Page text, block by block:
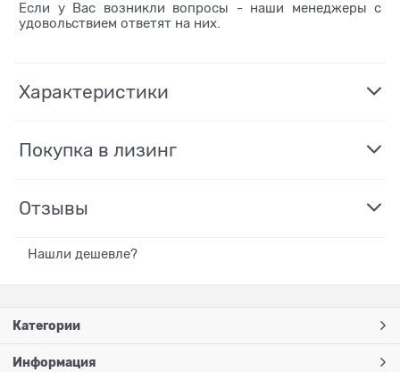
Если у Вас возникли вопросы - наши менеджеры с
удовольствием ответят на них.
Характеристики
Покупка в лизинг
Отзывы
Нашли дешевле?
Категории
Информация